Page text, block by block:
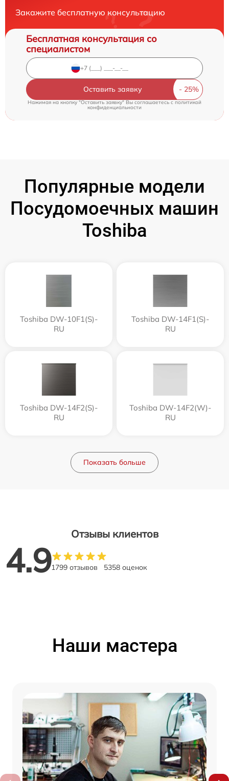
Закажите бесплатную консультацию
Бесплатная консультация со
специалистом
Оставить заявку
Нажимая на кнопку "Оставить заявку" Вы соглашаетесь cполитикой
конфиденциальности
Популярные модели
Посудомоечных машин
Toshiba
Toshiba DW-10F1(S)-
RU
Toshiba DW-14F1(S)-
RU
Toshiba DW-14F2(S)-
RU
Toshiba DW-14F2(W)-
RU
Показать больше
Отзывы клиентов
4.91799 отзывов 5358 оценок
Наши мастера